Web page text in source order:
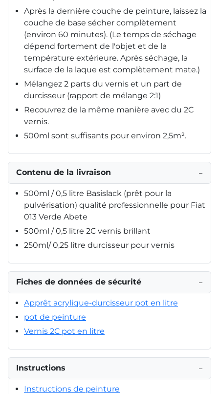
Après la dernière couche de peinture, laissez la
couche de base sécher complètement
(environ 60 minutes). (Le temps de séchage
dépend fortement de l'objet et de la
température extérieure. Après séchage, la
surface de la laque est complètement mate.)
Mélangez 2 parts du vernis et un part de
durcisseur (rapport de mélange 2:1)
Recouvrez de la même manière avec du 2C
vernis.
500ml sont suffisants pour environ 2,5m².
Contenu de la livraison −
500ml / 0,5 litre Basislack (prêt pour la
pulvérisation) qualité professionnelle pour Fiat
013 Verde Abete
500ml / 0,5 litre 2C vernis brillant
250ml/ 0,25 litre durcisseur pour vernis
Fiches de données de sécurité −
Apprêt acrylique-durcisseur pot en litre
pot de peinture
Vernis 2C pot en litre
Instructions −
Instructions de peinture